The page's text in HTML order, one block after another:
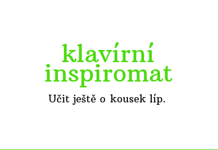
klavírní
inspiromat
Učit ještě o kousek líp.